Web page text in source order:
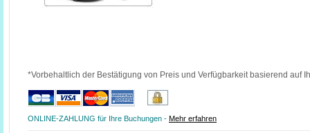
*Vorbehaltlich der Bestätigung von Preis und Verfügbarkeit basierend auf
ONLINE-ZAHLUNG für Ihre Buchungen - Mehr erfahren